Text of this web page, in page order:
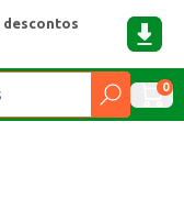
descontos
0